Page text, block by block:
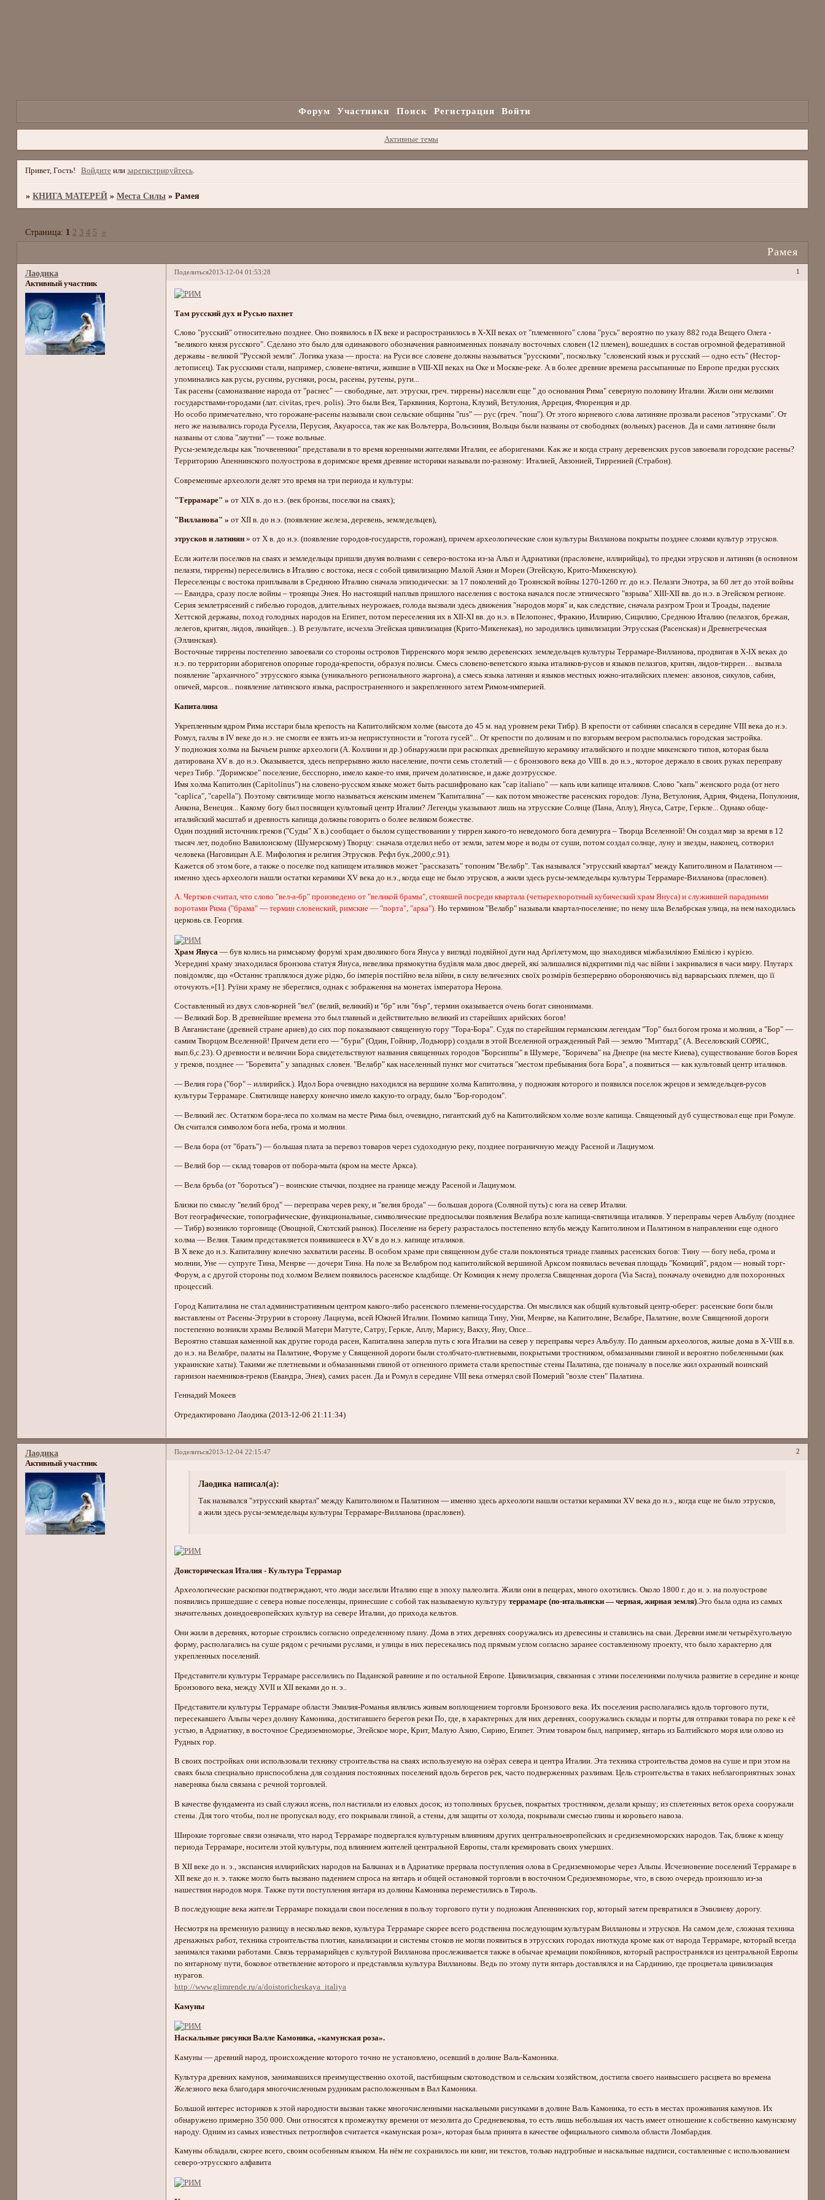
Форум Участники Поиск Регистрация Войти
Активные темы
Привет, Гость! Войдите или зарегистрируйтесь
» КНИГА МАТЕРЕЙ » Места Силы » Рамея
Рамея
Страница: 1 2 3 4 5 »
Поделиться 1
2013-12-04 01:53:28
Лаодика
Активный участник
Там русский дух и Русью пахнет
Слово "русский" относительно позднее. Оно появилось в IX веке и распространилось в Х-XII веках от "племенного" слова "русь" вероятно по указу 882 года Вещего Олега -
"великого князя русского". Сделано это было для одинакового обозначения равноименных поначалу восточных словен (12 племен), вошедших в состав огромной федеративной
державы - великой "Русской земли". Логика указа — проста: на Руси все словене должны называться "русскими", поскольку "словенский язык и русский — одно есть" (Нестор-
летописец). Так русскими стали, например, словене-вятичи, жившие в VIII-ХII веках на Оке и Москве-реке. А в более древние времена рассыпанные по Европе предки русских
упоминались как русы, русины, русняки, росы, расены, рутены, руги...
Так расены (самоназвание народа от "раснес" — свободные, лат. этруски, греч. тиррены) населяли еще " до основания Рима" северную половину Италии. Жили они мелкими
государствами-городами (лат. civitas, греч. polis). Это были Вея, Тарквиния, Кортона, Клузий, Ветулония, Арреция, Флоренция и др.
Но особо примечательно, что горожане-расены называли свои сельские общины "rus" — рус (греч. "пош"). От этого корневого слова латиняне прозвали расенов "этрусками". От
него же назывались города Руселла, Перусия, Акуаросса, так же как Вольтерра, Вольсиния, Вольцы были названы от свободных (вольных) расенов. Да и сами латиняне были
названы от слова "лаутни" — тоже вольные.
Русы-земледельцы как "почвенники" представали в то время коренными жителями Италии, ее аборигенами. Как же и когда страну деревенских русов завоевали городские расены?
Территорию Апеннинского полуострова в доримское время древние историки называли по-разному: Италией, Авзонией, Тирренией (Страбон).
Современные археологи делят это время на три периода и культуры:
"Террамаре" » от XIX в. до н.э. (век бронзы, поселки на сваях);
"Вилланова" » от ХII в. до н.э. (появление железа, деревень, земледельцев),
этрусков и латинян » от Х в. до н.э. (появление городов-государств, горожан), причем археологические слои культуры Вилланова покрыты позднее слоями культур этрусков.
Если жители поселков на сваях и земледельцы пришли двумя волнами с северо-востока из-за Альп и Адриатики (прасловене, иллирийцы), то предки этрусков и латинян (в основном
пелазги, тиррены) переселились в Италию с востока, неся с собой цивилизацию Малой Азии и Мореи (Эгейскую, Крито-Микенскую).
Переселенцы с востока приплывали в Среднюю Италию сначала эпизодически: за 17 поколений до Троянской войны 1270-1260 гг. до н.э. Пелазги Энотра, за 60 лет до этой войны
— Евандра, сразу после войны – троянцы Энея. Но настоящий наплыв пришлого населения с востока начался после этнического "взрыва" XIII-ХII вв. до н.э. в Эгейском регионе.
Серия землетрясений с гибелью городов, длительных неурожаев, голода вызвали здесь движения "народов моря" и, как следствие, сначала разгром Трои и Троады, падение
Хеттской державы, поход голодных народов на Египет, потом переселения их в XII-XI вв. до н.э. в Пелопонес, Фракию, Иллирию, Сицилию, Среднюю Италию (пелазгов, брежан,
лелегов, критян, лидов, ликийцев...). В результате, исчезла Эгейская цивилизация (Крито-Микенекая), но зародились цивилизации Этрусская (Расенская) и Древнегреческая
(Эллинская).
Восточные тиррены постепенно завоевали со стороны островов Тирренского моря землю деревенских земледельцев культуры Террамаре-Вилланова, продвигая в X-IX веках до
н.э. по территории аборигенов опорные города-крепости, образуя полисы. Смесь словено-венетского языка италиков-русов и языков пелазгов, критян, лидов-тиррен… вызвала
появление "архаичного" этрусского языка (уникального регионального жаргона), а смесь языка латинян и языков местных южно-италийских племен: авзонов, сикулов, сабин,
опичей, марсов... появление латинского языка, распространенного и закрепленного затем Римом-империей.
Капиталина
Укрепленным ядром Рима исстари была крепость на Капитолийском холме (высота до 45 м. над уровнем реки Тибр). В крепости от сабинян спасался в середине VIII века до н.э.
Ромул, галлы в IV веке до н.э. не смогли ее взять из-за неприступности и "гогота гусей"... От крепости по долинам и по взгорьям веером расползалась городская застройка.
У подножия холма на Бычьем рынке археологи (А. Коллини и др.) обнаружили при раскопках древнейшую керамику италийского и поздне микенского типов, которая была
датирована ХV в. до н.э. Оказывается, здесь непрерывно жило население, почти семь столетий — с бронзового века до VIII в. до н.э., которое держало в своих руках переправу
через Тибр. "Доримское" поселение, бесспорно, имело какое-то имя, причем долатинское, и даже доэтрусское.
Имя холма Капитолин (Capitolinus") на словено-русском языке может быть расшифровано как "cap italiano" — капь или капище италиков. Слово "капь" женского рода (от него
"caplica", "capella"). Поэтому святилище могло называться женским именем "Капиталина" — как потом множестве расенских городов: Луна, Ветулония, Адрия, Фидена, Популония,
Анкона, Венеция... Какому богу был посвящен культовый центр Италии? Легенды указывают лишь на этрусские Солнце (Панa, Аплу), Януса, Сатре, Геркле... Однако обще-
италийский масштаб и древность капища должны говорить о более великом божестве.
Один поздний источник греков ("Суды" X в.) сообщает о былом существовании у тиррен какого-то неведомого бога демиурга – Творца Вселенной! Он создал мир за время в 12
тысяч лет, подобно Вавилонскому (Шумерскому) Творцу: сначала отделил небо от земли, затем море и воды от суши, потом создал солнце, луну и звезды, наконец, сотворил
человека (Наговицын А.Е. Мифология и религия Этрусков. Рефл бук.,2000,с.91).
Кажется об этом боге, а также о поселке под капищем италиков может "рассказать" топоним "Велабр". Так назывался "этрусский квартал" между Капитолином и Палатином —
именно здесь археологи нашли остатки керамики ХV века до н.э., когда еще не было этрусков, а жили здесь русы-земледельцы культуры Террамаре-Вилланова (прасловен).
А. Чертков считал, что слово "вел-а-бр" произведено от "великой брамы", стоявшей посреди квартала (четырехворотный кубический храм Януса) и служившей парадными
воротами Рима ("брама" — термин словенский, римские — "порта", "арка"). Но термином "Велабр" называли квартал-поселение; по нему шла Велабрская улица, на нем находилась
церковь св. Георгия.
Храм Януса— був колись на римському форумі храм дволикого бога Януса у вигляді подвійної дуги над Арґілетумом, що знаходився міжбазилікою Емілією і курією.
Усередині храму знаходилася бронзова статуя Януса, невелика прямокутна будівля мала двоє дверей, які залишалися відкритими під час війни і закривалися в часи миру. Плутарх
повідомляє, що «Останнє траплялося дуже рідко, бо імперія постійно вела війни, в силу величезних своїх розмірів безперервно обороняючись від варварських племен, що її
оточують.»[1]. Руїни храму не збереглися, однак є зображення на монетах імператора Нерона.
Составленный из двух слов-корней "вел" (велий, великий) и "бр" или "бър", термин оказывается очень богат синонимами.
— Великий Бор. В древнейшие времена это был главный и действительно великий из старейших арийских богов!
В Авганистане (древней стране ариев) до сих пор показывают священную гору "Тора-Бора". Судя по старейшим германским легендам "Тор" был богом грома и молнии, а "Бор" —
самим Творцом Вселенной! Причем дети его — "бури" (Один, Гойнир, Лодьюрр) создали в этой Вселенной огражденный Рай — землю "Митгард" (А. Веселовский СОРЯС,
вып.6,с.23). О древности и величии Бора свидетельствуют названия священных городов "Борсиппы" в Шумере, "Боричева" на Днепре (на месте Киева), существование богов Борея
у греков, позднее — "Боревита" у западных словен. "Велабр" как населенный пункт мог считаться "местом пребывания бога Бора", а появиться — как культовый центр италиков.
— Велия гора ("бор" – иллирийск.). Идол Бора очевидно находился на вершине холма Капитолина, у подножия которого и появился поселок жрецов и земледельцев-русов
культуры Террамаре. Святилище наверху конечно имело какую-то ограду, было "Бор-городом".
— Великий лес. Остатком бора-леса по холмам на месте Рима был, очевидно, гигантский дуб на Капитолийском холме возле капища. Священный дуб существовал еще при Ромуле.
Он считался символом бога неба, грома и молнии.
— Вела бора (от "брать") — большая плата за перевоз товаров через судоходную реку, позднее пограничную между Расеной и Лациумом.
— Велий бор — склад товаров от побора-мыта (кром на месте Аркса).
— Вела бръба (от "бороться") – воинские стычки, позднее на границе между Расеной и Лациумом.
Близки по смыслу "велий брод" — переправа черев реку, и "велия брода" — большая дорога (Соляной путь) с юга на север Италии.
Вот географические, топографические, функциональные, символические предпосылки появления Велабра возле капища-святилища италиков. У переправы черев Альбулу (позднее
— Тибр) возникло торговище (Овощной, Скотский рынок). Поселение на берегу разрасталось постепенно вглубь между Капитолином и Палатином в направлении еще одного
холма — Велия. Таким представляется появившееся в XV в до н.э. капище италиков.
В X веке до н.э. Капиталину конечно захватили расены. В особом храме при священном дубе стали поклоняться триаде главных расенских богов: Тину — богу неба, грома и
молнии, Уне — супруге Тина, Менрве — дочери Тина. На поле за Велабром под капитолийской вершиной Арксом появилась вечевая площадь "Комиций", рядом — новый торг-
Форум, а с другой стороны под холмом Велием появилось расенское кладбище. От Комиция к нему пролегла Священная дорога (Viа Sacra), поначалу очевидно для похоронных
процессий.
Город Капиталина не стал административным центром какого-либо расенского племени-государства. Он мыслился как общий культовый центр-оберег: расенские боги были
выставлены от Расены-Этрурии в сторону Лациума, всей Южней Италии. Помимо капища Тину, Уни, Менрве, на Капитолине, Велабре, Палатине, возле Священной дороги
постепенно возникли храмы Великой Матери Матуте, Сатру, Геркле, Аплу, Марису, Вакху, Яну, Опсе...
Вероятно ставшая каменной как другие города расен, Капиталина заперла путь с юга Италии на север у переправы через Альбулу. По данным археологов, жилые дома в Х-VIII в.в.
до н.э. на Beлабре, палаты на Палатине, Форуме у Священной дороги были столбчато-плетневыми, покрытыми тростником, обмазанными глиной и вероятно побеленными (как
украинские хаты). Такими же плетневыми и обмазанными глиной от огненного примета стали крепостные стены Палатина, где поначалу в поселке жил охранный воинский
гарнизон наемников-греков (Евандра, Энея), самих расен. Да и Ромул в середине VIII века отмерял свой Померий "возле стен" Палатина.
Геннадий Мокеев
Отредактировано Лаодика (2013-12-06 21:11:34)
Поделиться 2
2013-12-04 22:15:47
Лаодика
Активный участник
Лаодика написал(а):
Так назывался "этрусский квартал" между Капитолином и Палатином — именно здесь археологи нашли остатки керамики ХV века до н.э., когда еще не было этрусков,
а жили здесь русы-земледельцы культуры Террамаре-Вилланова (прасловен).
Доисторическая Италия - Культура Террамар
Археологические раскопки подтверждают, что люди заселили Италию еще в эпоху палеолита. Жили они в пещерах, много охотились. Около 1800 г. до н. э. на полуострове
появились пришедшие с севера новые поселенцы, принесшие с собой так называемую культуру террамаре (по-итальянски — черная, жирная земля).Это была одна из самых
значительных доиндоевропейских культур на севере Италии, до прихода кельтов.
Они жили в деревнях, которые строились согласно определенному плану. Дома в этих деревнях сооружались из древесины и ставились на сваи. Деревни имели четырёхугольную
форму, располагались на суше рядом с речными руслами, и улицы в них пересекались под прямым углом согласно заранее составленному проекту, что было характерно для
укрепленных поселений.
Представители культуры Террамаре расселились по Паданской равнине и по остальной Европе. Цивилизация, связанная с этими поселениями получила развитие в середине и конце
Бронзового века, между XVII и XII веками до н. э..
Представители культуры Террамаре области Эмилия-Романья являлись живым воплощением торговли Бронзового века. Их поселения располагались вдоль торгового пути,
пересекавшего Альпы через долину Камоника, достигавшего берегов реки По, где, в характерных для них деревнях, сооружались склады и порты для отправки товара по реке к её
устью, в Адриатику, в восточное Средиземноморье, Эгейское море, Крит, Малую Азию, Сирию, Египет. Этим товаром был, например, янтарь из Балтийского моря или олово из
Рудных гор.
В своих постройках они использовали технику строительства на сваях используемую на озёрах севера и центра Италии. Эта техника строительства домов на суше и при этом на
сваях была специально приспособлена для создания постоянных поселений вдоль берегов рек, часто подверженных разливам. Цель строительства в таких неблагоприятных зонах
наверняка была связана с речной торговлей.
В качестве фундамента из свай служил ясень, пол настилали из еловых досок; из тополиных брусьев, покрытых тростником, делали крышу; из сплетенных веток ореха сооружали
стены. Для того чтобы, пол не пропускал воду, его покрывали глиной, а стены, для защиты от холода, покрывали смесью глины и коровьего навоза.
Широкие торговые связи означали, что народ Террамаре подвергался культурным влияниям других центральноевропейских и средиземноморских народов. Так, ближе к концу
периода Террамаре, носители этой культуры, под влиянием жителей центральной Европы, стали кремировать своих умерших.
В XII веке до н. э., экспансия иллирийских народов на Балканах и в Адриатике прервала поступления олова в Средиземноморье через Альпы. Исчезновение поселений Террамаре в
XII веке до н. э. также могло быть вызвано падением спроса на янтарь и общей остановкой торговли в восточном Средиземноморье, что, в свою очередь произошло из-за
нашествия народов моря. Также пути поступления янтаря из долины Камоника переместились в Тироль.
В последующие века жители Террамаре покидали свои поселения в пользу торгового пути у подножия Апеннинских гор, который затем превратился в Эмилиеву дорогу.
Несмотря на временную разницу в несколько веков, культура Террамаре скорее всего родственна последующим культурам Виллановы и этрусков. На самом деле, сложная техника
дренажных работ, техника строительства плотин, канализации и системы стоков не могли появиться в этрусских городах ниоткуда кроме как от народа Террамаре, который всегда
занимался такими работами. Связь террамарийцев с культурой Вилланова прослеживается также в обычае кремации покойников, который распространялся из центральной Европы
по янтарному пути, боковое ответвление которого и представляла культура Виллановы. Ведь по этому пути янтарь доставлялся и на Сардинию, где процветала цивилизация
нурагов.
http://www.glimrende.ru/a/doistoricheskaya_italiya
Камуны
Наскальные рисунки Валле Камоника, «камунская роза».
Камуны — древний народ, происхождение которого точно не установлено, осевший в долине Валь-Камоника.
Культура древних камунов, занимавшихся преимущественно охотой, пастбищным скотоводством и сельским хозяйством, достигла своего наивысшего расцвета во времена
Железного века благодаря многочисленным рудникам расположенным в Вал Камоника.
Большой интерес историков к этой народности вызван также многочисленными наскальными рисунками в долине Валь Камоника, то есть в местах проживания камунов. Их
обнаружено примерно 350 000. Они относятся к промежутку времени от мезолита до Средневековья, то есть лишь небольшая их часть имеет отношение к собственно камунскому
народу. Одним из самых известных петроглифов считается «камунская роза», которая была принята в качестве официального символа области Ломбардия.
Камуны обладали, скорее всего, своим особенным языком. На нём не сохранилось ни книг, ни текстов, только надгробные и наскальные надписи, составленные с использованием
северо-этрусского алфавита